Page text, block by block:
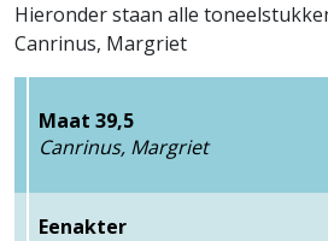
Hieronder staan alle
Canrinus, Margriet
Maat 39,5
Canrinus, Margriet
Eenakter